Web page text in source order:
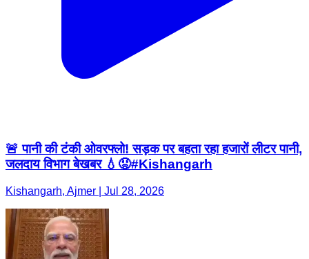
🚨 पानी की टंकी ओवरफ्लो! सड़क पर बहता रहा हजारों लीटर पानी,
जलदाय विभाग बेखबर 💧😡#Kishangarh
Kishangarh, Ajmer | Jul 28, 2026